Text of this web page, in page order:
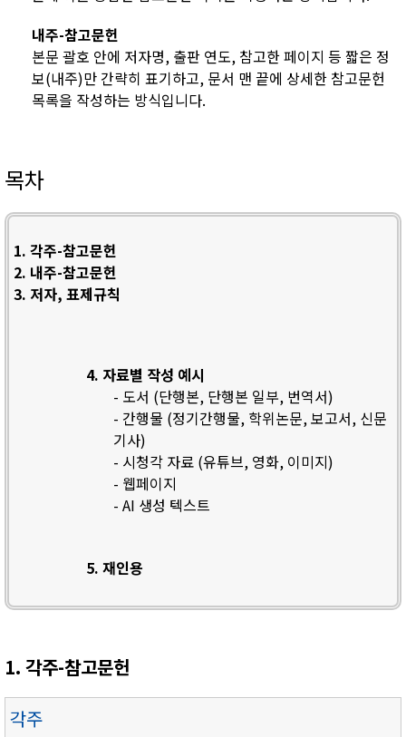
내주-참고문헌
본문 괄호 안에 저자명, 출판 연도, 참고한 페이지 등 짧은 정
보(내주)만 간략히 표기하고, 문서 맨 끝에 상세한 참고문헌
목록을 작성하는 방식입니다.
목차
1. 각주-참고문헌
2. 내주-참고문헌
3. 저자, 표제규칙
4. 자료별 작성 예시
- 도서 (단행본, 단행본 일부, 번역서)
- 간행물 (정기간행물, 학위논문, 보고서, 신문
기사)
- 시청각 자료 (유튜브, 영화, 이미지)
- 웹페이지
- AI 생성 텍스트
5. 재인용
1. 각주-참고문헌
각주